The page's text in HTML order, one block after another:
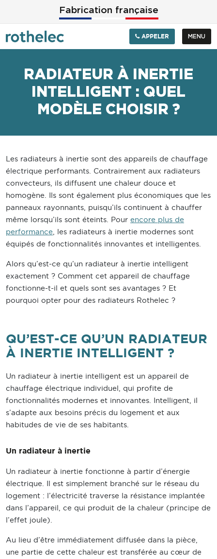
Aller au contenu principal
Fabrication française
APPELER MENU
RADIATEUR À INERTIE
INTELLIGENT : QUEL
MODÈLE CHOISIR ?
Les radiateurs à inertie sont des appareils de chauffage
électrique performants. Contrairement aux radiateurs
convecteurs, ils diffusent une chaleur douce et
homogène. Ils sont également plus économiques que les
panneaux rayonnants, puisqu’ils continuent à chauffer
même lorsqu’ils sont éteints. Pour encore plus de
performance , les radiateurs à inertie modernes sont
équipés de fonctionnalités innovantes et intelligentes.
Alors qu’est-ce qu’un radiateur à inertie intelligent
exactement ? Comment cet appareil de chauffage
fonctionne-t-il et quels sont ses avantages ? Et
pourquoi opter pour des radiateurs Rothelec ?
QU’EST-CE QU’UN RADIATEUR
À INERTIE INTELLIGENT ?
Un radiateur à inertie intelligent est un appareil de
chauffage électrique individuel, qui profite de
fonctionnalités modernes et innovantes. Intelligent, il
s’adapte aux besoins précis du logement et aux
habitudes de vie de ses habitants.
Un radiateur à inertie
Un radiateur à inertie fonctionne à partir d’énergie
électrique. Il est simplement branché sur le réseau du
logement : l’électricité traverse la résistance implantée
dans l’appareil, ce qui produit de la chaleur (principe de
l’effet joule).
Au lieu d’être immédiatement diffusée dans la pièce,
une partie de cette chaleur est transférée au cœur de